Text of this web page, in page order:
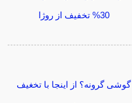
30% تخفیف از روژا
گوشی گرونه؟ از اینجا با تخغیف